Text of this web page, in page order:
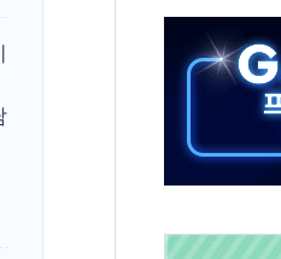
임 의혹' 축구협회 압수수색
서 차세대 AI 메모리 기술력 과시
급 폭염에 고단열 인테리어 관심 급증"
수당' 챙긴 경찰관 2명 송치